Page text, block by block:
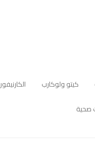
كيتو ولوكارب الكارنيفور
صحية